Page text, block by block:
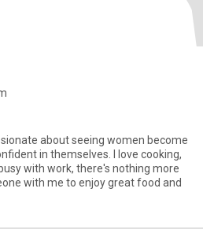
about seeing women become
in themselves. I love cooking,
with work, there's nothing more
with me to enjoy great food and